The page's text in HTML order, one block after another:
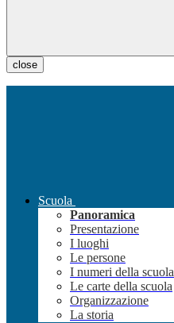
close
Scuola
Panoramica
Presentazione
I luoghi
Le persone
I numeri della scuola
Le carte della scuola
Organizzazione
La storia